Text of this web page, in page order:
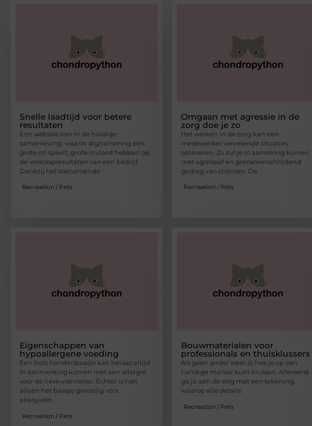
Snelle laadtijd voor betere
resultaten
Een website kan in de huidige
samenleving, waarin digitalisering een
grote rol speelt, grote invloed hebben op
de verkoopresultaten van een bedrijf.
Dankzij het toenemende
Recreation / Pets
Omgaan met agressie in de
zorg doe je zo
Het werken in de zorg kan een
medewerker vervelende situaties
opleveren. Zo zul je in aanraking komen
met agressief en grensoverschrijdend
gedrag van cliënten. De
Recreation / Pets
Eigenschappen van
hypoallergene voeding
Een trots hondenbaasje kan helaas altijd
in aanmerking komen met een allergie
voor de lieve viervoeter. Echter is niet
alleen het baasje gevoelig voor
allergieën,
Recreation / Pets
Bouwmaterialen voor
professionals en thuisklussers
Als geen ander weet jij hoe je op een
handige manier kunt klussen. Allereerst
ga je aan de slag met een tekening,
waarop alle details
Recreation / Pets